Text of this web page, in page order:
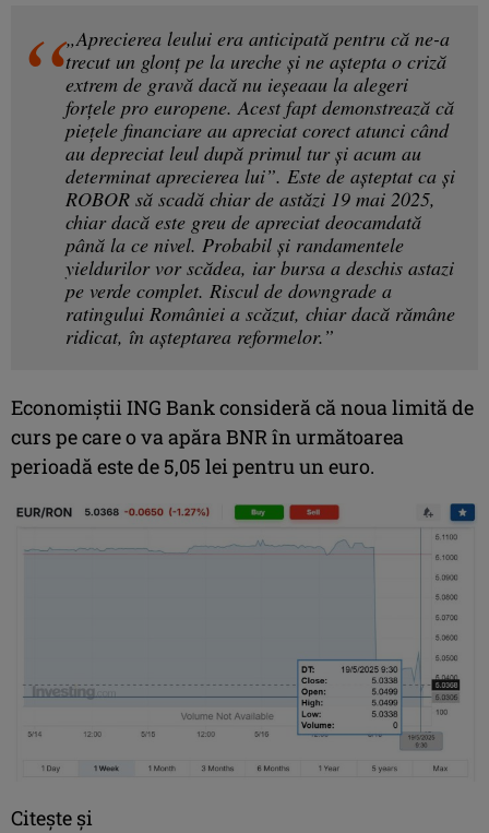
„Aprecierea leului era anticipată pentru că ne-a
trecut un glonț pe la ureche și ne aștepta o criză
extrem de gravă dacă nu ieșeaau la alegeri
forțele pro europene. Acest fapt demonstrează că
piețele financiare au apreciat corect atunci când
au depreciat leul după primul tur și acum au
determinat aprecierea lui”. Este de așteptat ca și
ROBOR să scadă chiar de astăzi 19 mai 2025,
chiar dacă este greu de apreciat deocamdată
până la ce nivel. Probabil și randamentele
yieldurilor vor scădea, iar bursa a deschis astazi
pe verde complet. Riscul de downgrade a
ratingului României a scăzut, chiar dacă rămâne
ridicat, în așteptarea reformelor.”
Economiștii ING Bank consideră că noua limită de
curs pe care o va apăra BNR în următoarea
perioadă este de 5,05 lei pentru un euro.
Citeşte şi